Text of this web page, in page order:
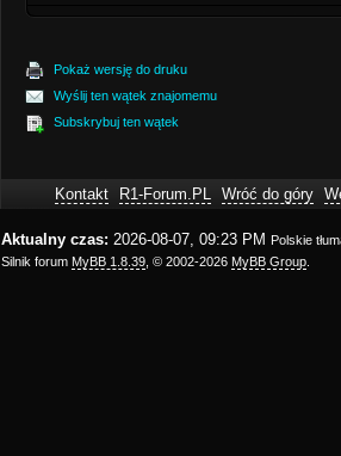
Pokaż wersję do druku
Wyślij ten wątek znajomemu
Subskrybuj ten wątek
Kontakt R1-Forum.PL Wróć do góry
Aktualny czas: 2026-08-07, 09:23 PM Polskie
Silnik forum MyBB 1.8.39 , © 2002-2026 MyBB Group